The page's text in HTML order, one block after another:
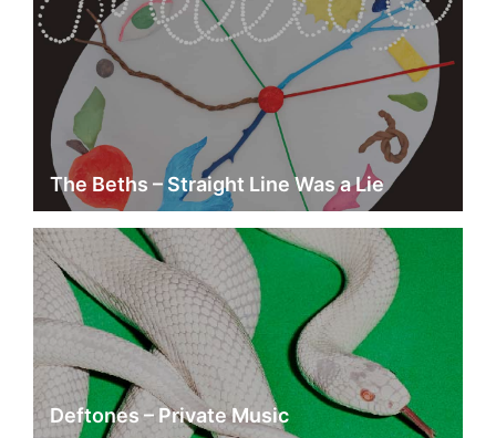
The Beths – Straight Line Was a Lie
Deftones – Private Music